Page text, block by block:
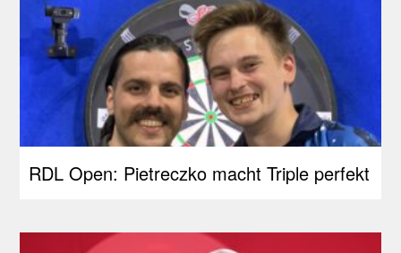
RDL Open: Pietreczko macht Triple perfekt